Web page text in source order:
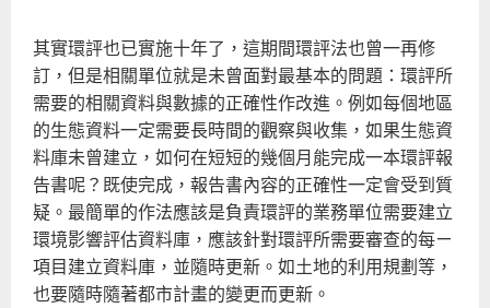
其實環評也已實施十年了，這期間環評法也曾一再修
訂，但是相關單位就是未曾面對最基本的問題：環評所
需要的相關資料與數據的正確性作改進。例如每個地區
的生態資料一定需要長時間的觀察與收集，如果生態資
料庫未曾建立，如何在短短的幾個月能完成一本環評報
告書呢？既使完成，報告書內容的正確性一定會受到質
疑。最簡單的作法應該是負責環評的業務單位需要建立
環境影響評估資料庫，應該針對環評所需要審查的每ㄧ
項目建立資料庫，並隨時更新。如土地的利用規劃等，
也要隨時隨著都市計畫的變更而更新。